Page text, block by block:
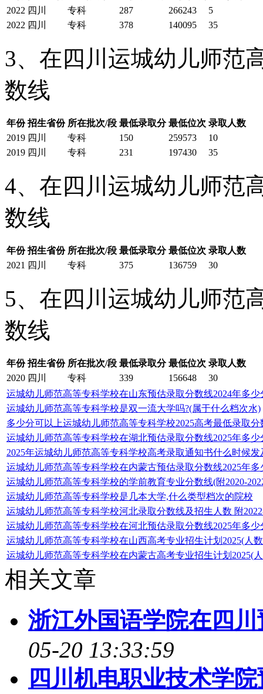
2022 四川 专科 287 266243
5
2022 四川 专科 378 140095 35
3、在四川运城幼儿师范
数线
年份 招生省份 所在批次/段 最低录取分 最低位次 录取人数
2019 四川 专科 150 259573
10
2019 四川 专科 231 197430 35
4、在四川运城幼儿师范
数线
年份 招生省份 所在批次/段 最低录取分 最低位次 录取人数
2021 四川 专科 375 136759 30
5、在四川运城幼儿师范
数线
年份 招生省份 所在批次/段 最低录取分 最低位次 录取人数
2020 四川 专科 339 156648
30
运城幼儿师范高等专科学校在山东预估录取分数线2024年多少
运城幼儿师范高等专科学校是双一流大学吗?(属于什么档次水)
多少分可以上运城幼儿师范高等专科学校2025高考最低录取分
运城幼儿师范高等专科学校在湖北预估录取分数线2025年多少
2025年运城幼儿师范高等专科学校高考录取通知书什么时候发
运城幼儿师范高等专科学校在内蒙古预估录取分数线2025年多
运城幼儿师范高等专科学校的学前教育专业分数线(附2020-
运城幼儿师范高等专科学校是几本大学,什么类型档次的院校
运城幼儿师范高等专科学校河北录取分数线及招生人数 附
运城幼儿师范高等专科学校在河北预估录取分数线2025年多少
运城幼儿师范高等专科学校在山西高考专业招生计划2025(人
运城幼儿师范高等专科学校在内蒙古高考专业招生计划2025(
相关文章
浙江外国语学院在四
05-20 13:33:59
四川机电职业技术学